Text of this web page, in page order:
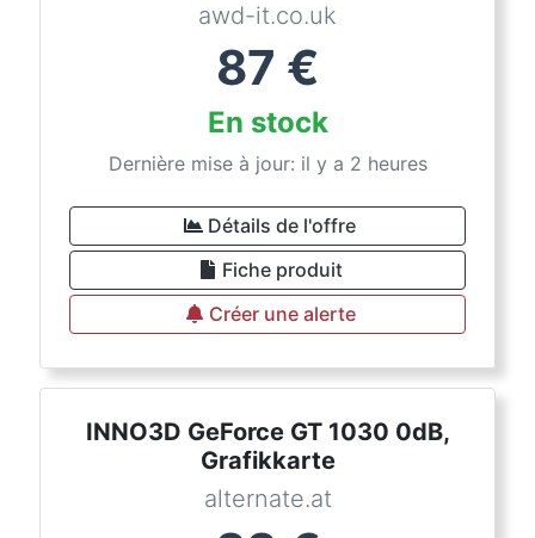
awd-it.co.uk
87 €
En stock
Dernière mise à jour: il y a 2 heures
Détails de l'offre
Fiche produit
Créer une alerte
INNO3D GeForce GT 1030 0dB,
Grafikkarte
alternate.at